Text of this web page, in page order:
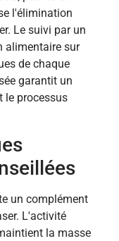
l'élimination
Le suivi par un
alimentaire sur
de chaque
garantit un
le processus
un complément
L'activité
la masse